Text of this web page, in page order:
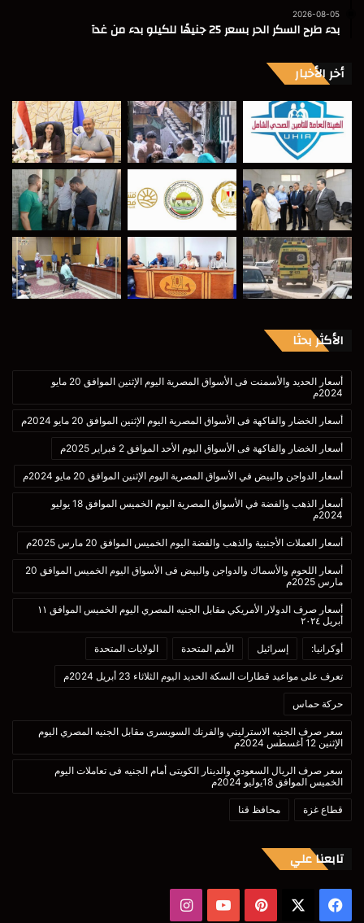
2026-08-05
بدء طرح السكر الحر بسعر 25 جنيهًا للكيلو بدء من غدآ
أخر الأخبار
الأكثر بحثا
أسعار الحديد والأسمنت فى الأسواق المصرية اليوم الإثنين الموافق 20 مايو
2024م
أسعار الخضار والفاكهة فى الأسواق المصرية اليوم الإثنين الموافق 20 مايو 2024م
أسعار الخضار والفاكهة فى الأسواق اليوم الأحد الموافق 2 فبراير 2025م
أسعار الدواجن والبيض في الأسواق المصرية اليوم الإثنين الموافق 20 مايو 2024م
أسعار الذهب والفضة في الأسواق المصرية اليوم الخميس الموافق 18 يوليو
2024م
أسعار العملات الأجنبية والذهب والفضة اليوم الخميس الموافق 20 مارس 2025م
أسعار اللحوم والأسماك والدواجن والبيض فى الأسواق اليوم الخميس الموافق 20
مارس 2025م
أسعار صرف الدولار الأمريكي مقابل الجنيه المصري اليوم الخميس الموافق ١١
أبريل ٢٠٢٤
أوكرانيا: إسرائيل الأمم المتحدة الولايات المتحدة
تعرف على مواعيد قطارات السكة الحديد اليوم الثلاثاء 23 أبريل 2024م
حركة حماس
سعر صرف الجنيه الاسترليني والفرنك السويسرى مقابل الجنيه المصري اليوم
الإثنين 12 أغسطس 2024م
سعر صرف الريال السعودي والدينار الكويتى أمام الجنيه فى تعاملات اليوم
الخميس الموافق 18يوليو 2024م
قطاع غزة محافظ قنا
تابعنا علي
فيسبوك بينتيريست‫YouTube